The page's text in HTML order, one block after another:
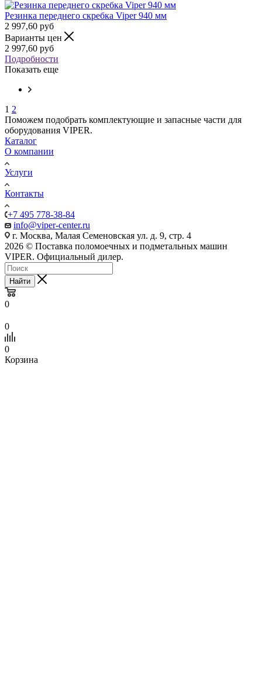
Резинка переднего скребка Viper 940 мм
2 997,60 руб
Варианты цен
2 997,60 руб
Подробности
Показать еще
1 2
Поможем подобрать комплектующие и запасные части для
оборудования VIPER.
Каталог
О компании
Услуги
Контакты
+7 495 778-38-84
info@viper-center.ru
г. Москва, Малая Семеновская ул. д. 9, стр. 4
2026 © Поставка поломоечных и подметальных машин
VIPER. Официальный дилер.
Найти
0
0
0
Корзина